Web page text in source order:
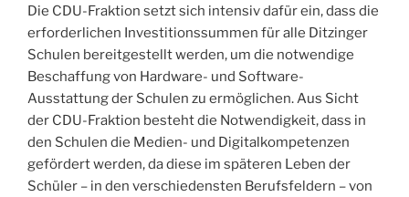
Die CDU-Fraktion setzt sich intensiv dafür ein, dass die
erforderlichen Investitionssummen für alle Ditzinger
Schulen bereitgestellt werden, um die notwendige
Beschaffung von Hardware- und Software-
Ausstattung der Schulen zu ermöglichen. Aus Sicht
der CDU-Fraktion besteht die Notwendigkeit, dass in
den Schulen die Medien- und Digitalkompetenzen
gefördert werden, da diese im späteren Leben der
Schüler – in den verschiedensten Berufsfeldern – von